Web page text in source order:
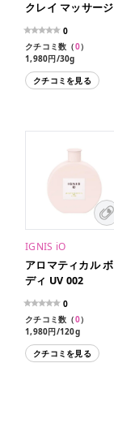
クレイ マッサージ
0
クチコミ数（0）
1,980円/30g
クチコミを見る
IGNIS iO
アロマティカル ボ
ディ UV 002
0
クチコミ数（0）
1,980円/120g
クチコミを見る